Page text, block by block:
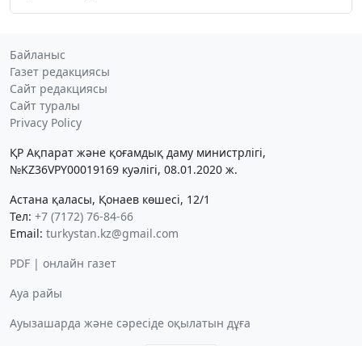
Байланыс
Газет редакциясы
Сайт редакциясы
Сайт туралы
Privacy Policy
ҚР Ақпарат және қоғамдық даму министрлігі,
№KZ36VPY00019169 куәлігі, 08.01.2020 ж.
Астана қаласы, Қонаев көшесі, 12/1
Тел: +7 (7172) 76-84-66
Email: turkystan.kz@gmail.com
PDF | онлайн газет
Ауа райы
Ауызашарда және сәресіде оқылатын дұға